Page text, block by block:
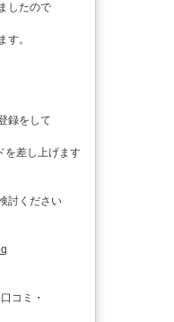
したので
す。
録をして
を差し上げます
討ください
コミ・